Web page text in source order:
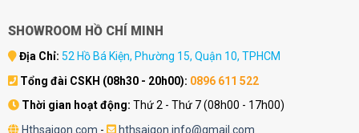
SHOWROOM HỒ CHÍ MINH
Địa Chỉ: 52 Hồ Bá Kiện, Phường 15, Quận 10, TPHCM
Tổng đài CSKH (08h30 - 20h00): 0896 611 522
Thời gian hoạt động: Thứ 2 - Thứ 7 (08h00 - 17h00)
Hthsaigon.com -
hthsaigon.info@gmail.com